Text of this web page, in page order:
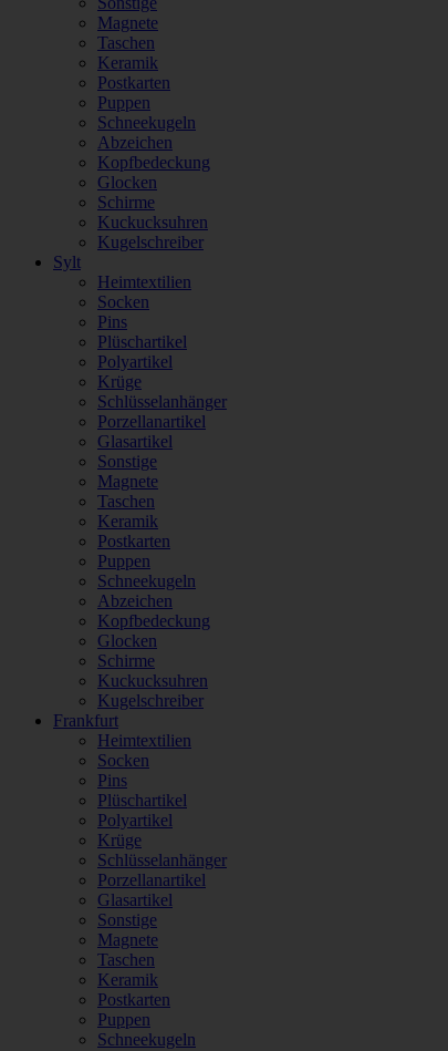
Magnete
Taschen
Keramik
Postkarten
Puppen
Schneekugeln
Abzeichen
Kopfbedeckung
Glocken
Schirme
Kuckucksuhren
Kugelschreiber
Sylt
Heimtextilien
Socken
Pins
Plüschartikel
Polyartikel
Krüge
Schlüsselanhänger
Porzellanartikel
Glasartikel
Sonstige
Magnete
Taschen
Keramik
Postkarten
Puppen
Schneekugeln
Abzeichen
Kopfbedeckung
Glocken
Schirme
Kuckucksuhren
Kugelschreiber
Frankfurt
Heimtextilien
Socken
Pins
Plüschartikel
Polyartikel
Krüge
Schlüsselanhänger
Porzellanartikel
Glasartikel
Sonstige
Magnete
Taschen
Keramik
Postkarten
Puppen
Schneekugeln